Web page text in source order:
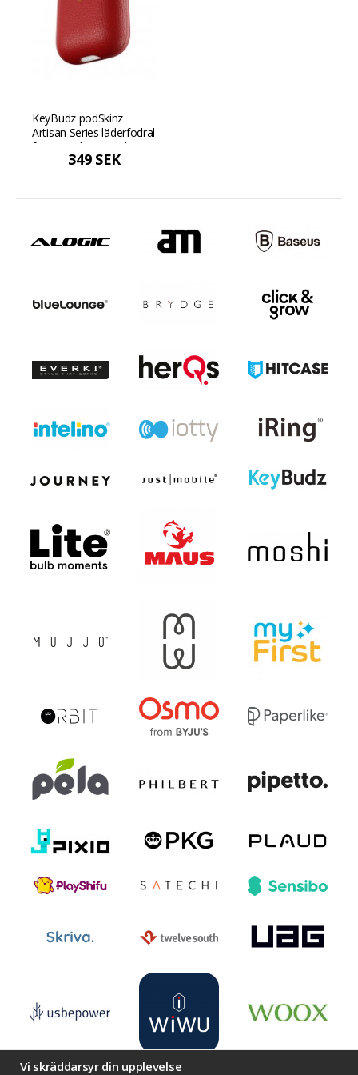
KeyBudz podSkinz
Artisan Series läderfodral
för AirPods 3 - Röd
349 SEK
Vi skräddarsyr din upplevelse